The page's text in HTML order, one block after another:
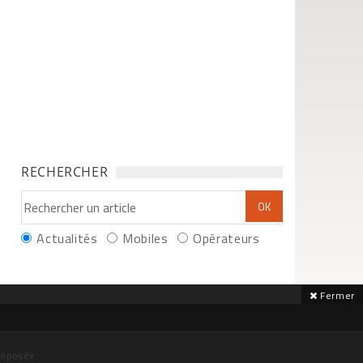
RECHERCHER
Actualités Mobiles Opérateurs
Fermer